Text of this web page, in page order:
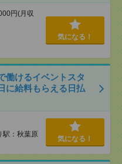
円(月収
気になる！
働けるイベントスタ
に給料もらえる日払
駅：秋葉原
気になる！